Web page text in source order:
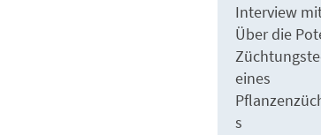
Interview
Über die
eines
s